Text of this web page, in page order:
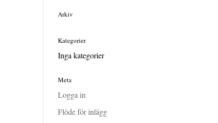
Arkiv
Kategorier
Inga kategorier
Meta
Logga in
Flöde för inlägg